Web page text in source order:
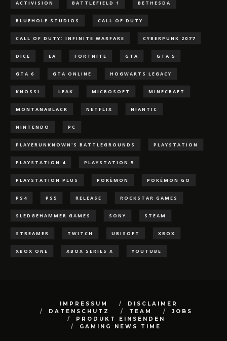
ACTIVISION BATTLEFIELD 1 BETHESDA
BLUEHOLE STUDIOS CALL OF DUTY
CALL OF DUTY: INFINITE WARFARE CYBERPUNK 2077
DICE EA FORTNITE GTA GTA 5
GTA 6 GTA ONLINE HOGWARTS LEGACY
KNOSSI LEAK MICROSOFT MINECRAFT
MONTANABLACK NETFLIX NIANTIC
NINTENDO PC
PLAYERUNKNOWN'S BATTLEGROUNDS PLAYSTATION
PLAYSTATION 4 PLAYSTATION 5
PLAYSTATION PLUS POKÈMON POKÉMON GO
PS4 PS5 RELEASE ROCKSTAR GAMES
SLEDGEHAMMER GAMES SONY STEAM
STREAMER TWITCH UBISOFT XBOX
XBOX ONE XBOX SERIES X YOUTUBE
IMPRESSUM
DISCLAIMER
DATENSCHUTZ
TEAM
JOBS
PRODUKT EINSENDEN
GAMING NEWS TIME